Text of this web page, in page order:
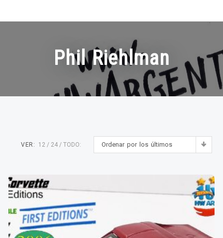
Phil Riehlman
Ordenar por los últimos
VER: 12 24 TODO: